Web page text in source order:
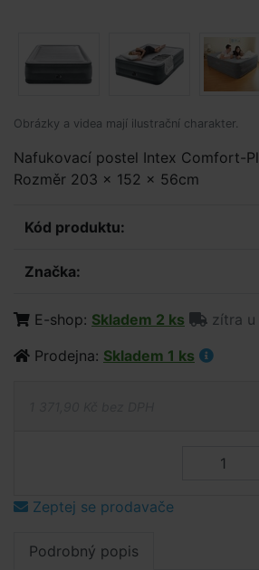
Obrázky a videa mají ilustrační charakter.
Nafukovací postel Intex Comfort-
Rozměr 203 x 152 x 56cm
Kód produktu:
Značka:
E-shop: Skladem 2 ks
zítra u
Prodejna: Skladem 1 ks
Zeptej se prodavače
Podrobný popis